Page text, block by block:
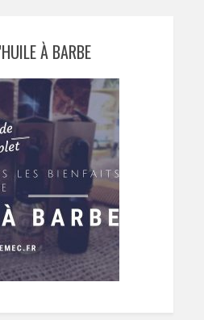
À BARBE